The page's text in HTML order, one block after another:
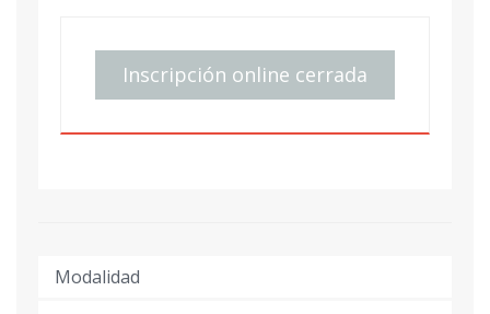
Inscripción online cerrada
Modalidad